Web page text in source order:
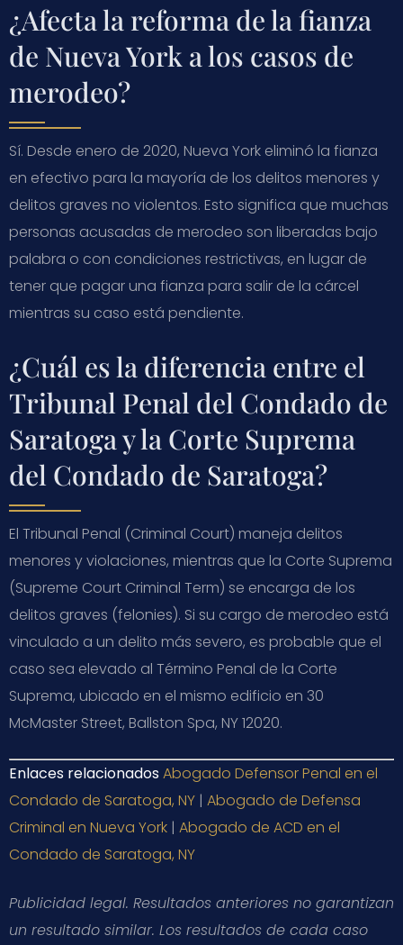
¿Afecta la reforma de la fianza
de Nueva York a los casos de
merodeo?
Sí. Desde enero de 2020, Nueva York eliminó la fianza
en efectivo para la mayoría de los delitos menores y
delitos graves no violentos. Esto significa que muchas
personas acusadas de merodeo son liberadas bajo
palabra o con condiciones restrictivas, en lugar de
tener que pagar una fianza para salir de la cárcel
mientras su caso está pendiente.
¿Cuál es la diferencia entre el
Tribunal Penal del Condado de
Saratoga y la Corte Suprema
del Condado de Saratoga?
El Tribunal Penal (Criminal Court) maneja delitos
menores y violaciones, mientras que la Corte Suprema
(Supreme Court Criminal Term) se encarga de los
delitos graves (felonies). Si su cargo de merodeo está
vinculado a un delito más severo, es probable que el
caso sea elevado al Término Penal de la Corte
Suprema, ubicado en el mismo edificio en 30
McMaster Street, Ballston Spa, NY 12020.
Enlaces relacionadosAbogado Defensor Penal en el
Condado de Saratoga, NY | Abogado de Defensa
Criminal en Nueva York | Abogado de ACD en el
Condado de Saratoga, NY
Publicidad legal. Resultados anteriores no garantizan
un resultado similar. Los resultados de cada caso